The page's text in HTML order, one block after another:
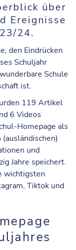
über
Ereignisse
24.
den Eindrücken
Schuljahr
Schule
ist.
119 Artikel
6 Videos
Homepage als
und
Jahre speichert.
wichtigsten
Tiktok und